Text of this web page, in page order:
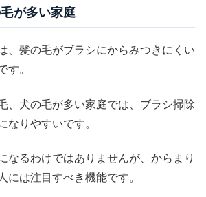
が多い家庭
、髪の毛がブラシにからみつきにくい
す。
、犬の毛が多い家庭では、ブラシ掃除
なりやすいです。
なるわけではありませんが、からまり
には注目すべき機能です。